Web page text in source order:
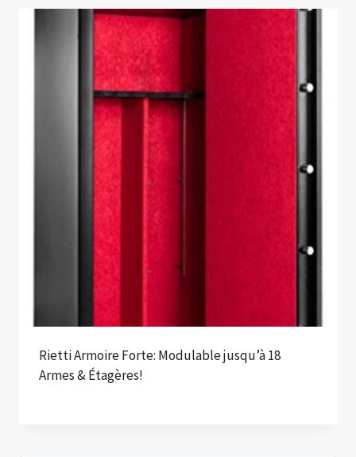
Rietti Armoire Forte: Modulable jusqu’à 18
Armes & Étagères!